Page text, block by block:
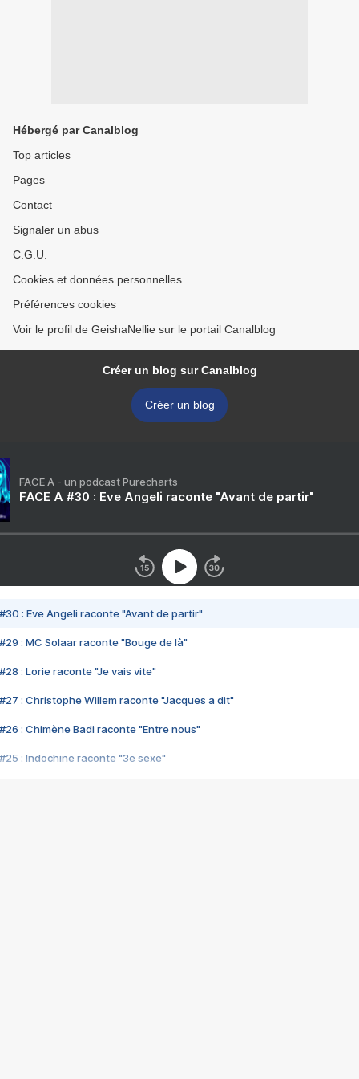
Hébergé par Canalblog
Top articles
Pages
Contact
Signaler un abus
C.G.U.
Cookies et données personnelles
Préférences cookies
Voir le profil de GeishaNellie sur le portail Canalblog
Créer un blog sur Canalblog
Créer un blog
FACE A - un podcast Purecharts
FACE A #30 : Eve Angeli raconte "Avant de partir"
#30 : Eve Angeli raconte "Avant de partir"
#29 : MC Solaar raconte "Bouge de là"
#28 : Lorie raconte "Je vais vite"
#27 : Christophe Willem raconte "Jacques a dit"
#26 : Chimène Badi raconte "Entre nous"
#25 : Indochine raconte "3e sexe"